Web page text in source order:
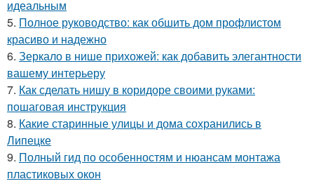
идеальным
5. Полное руководство: как обшить дом профлистом
красиво и надежно
6. Зеркало в нише прихожей: как добавить элегантности
вашему интерьеру
7. Как сделать нишу в коридоре своими руками:
пошаговая инструкция
8. Какие старинные улицы и дома сохранились в
Липецке
9. Полный гид по особенностям и нюансам монтажа
пластиковых окон